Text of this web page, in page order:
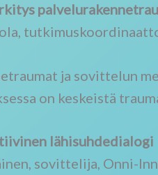
ja sovittelun
on keskeistä
lähisuhdedialogi
sovittelija, Onni-